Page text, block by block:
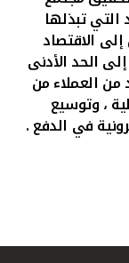
التي تبذلها
الاقتصاد
الحد الأدنى
العملاء من
، وتوسيع
في الدفع .